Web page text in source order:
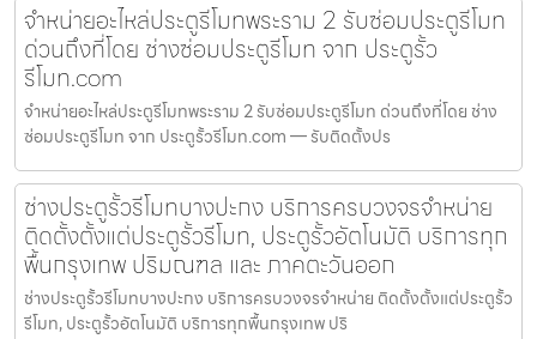
จำหน่ายอะไหล่ประตูรีโมทพระราม 2 รับซ่อมประตูรีโมท
ด่วนถึงที่โดย ช่างซ่อมประตูรีโมท จาก ประตูรั้ว
รีโมท.com
จำหน่ายอะไหล่ประตูรีโมทพระราม 2 รับซ่อมประตูรีโมท ด่วนถึงที่โดย ช่าง
ซ่อมประตูรีโมท จาก ประตูรั้วรีโมท.com — รับติดตั้งปร
ช่างประตูรั้วรีโมทบางปะกง บริการครบวงจรจำหน่าย
ติดตั้งตั้งแต่ประตูรั้วรีโมท, ประตูรั้วอัตโนมัติ บริการทุก
พื้นกรุงเทพ ปริมณฑล และ ภาคตะวันออก
ช่างประตูรั้วรีโมทบางปะกง บริการครบวงจรจำหน่าย ติดตั้งตั้งแต่ประตูรั้ว
รีโมท, ประตูรั้วอัตโนมัติ บริการทุกพื้นกรุงเทพ ปริ